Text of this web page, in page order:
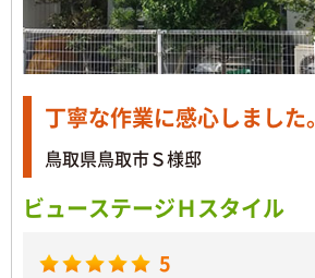
丁寧な作業に感心しました。
鳥取県鳥取市Ｓ様邸
ビューステージＨスタイル
5